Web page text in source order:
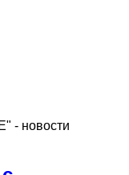
- новости